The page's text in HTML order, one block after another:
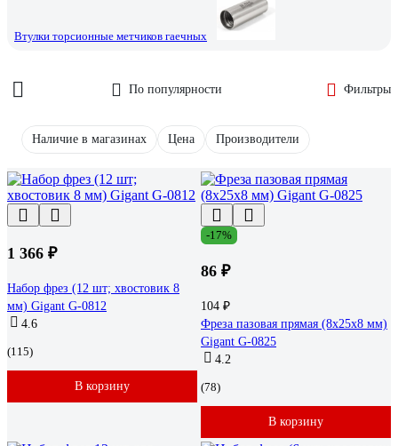
Втулки торсионные метчиков гаечных
По популярности Фильтры
Наличие в магазинах Цена Производители
1 366 ₽
Набор фрез (12 шт; хвостовик 8
мм) Gigant G-0812
4.6
(115)
В корзину
-17%
86 ₽
104 ₽
Фреза пазовая прямая (8x25x8 мм)
Gigant G-0825
4.2
(78)
В корзину